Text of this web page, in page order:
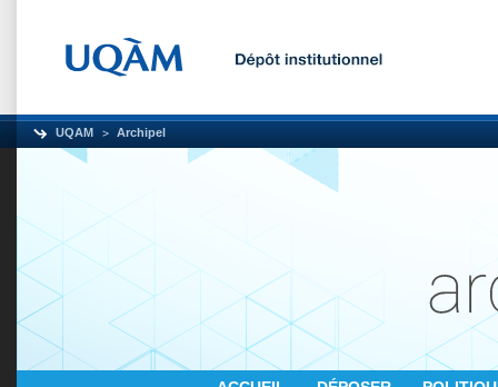
UQAM Archipel